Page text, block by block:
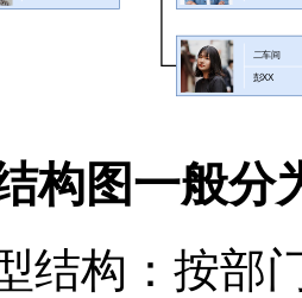
构图一般分
结构：按部